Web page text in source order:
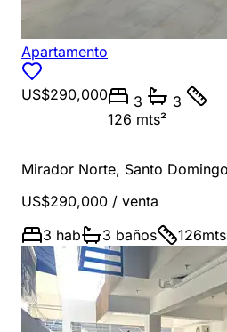
Apartamento
US$290,000 3
3
126 mts²
Mirador Norte, Santo
US$290,000 / venta
3 hab 3 baños 126